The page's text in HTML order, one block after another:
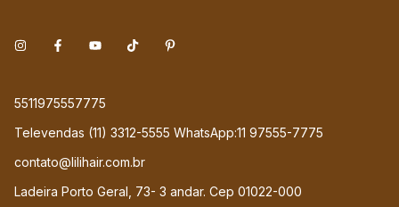
5511975557775
Televendas (11) 3312-5555 WhatsApp:11 97555-7775
contato@lilihair.com.br
Ladeira Porto Geral, 73- 3 andar. Cep 01022-000